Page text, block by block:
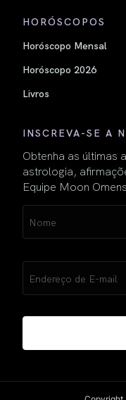
HORÓSCOPOS
Horóscopo Mensal
Horóscopo 2026
Livros
INSCREVA-SE A
Obtenha as últimas
astrologia,
Equipe Moon
(obrigatório)
(obrigatório)